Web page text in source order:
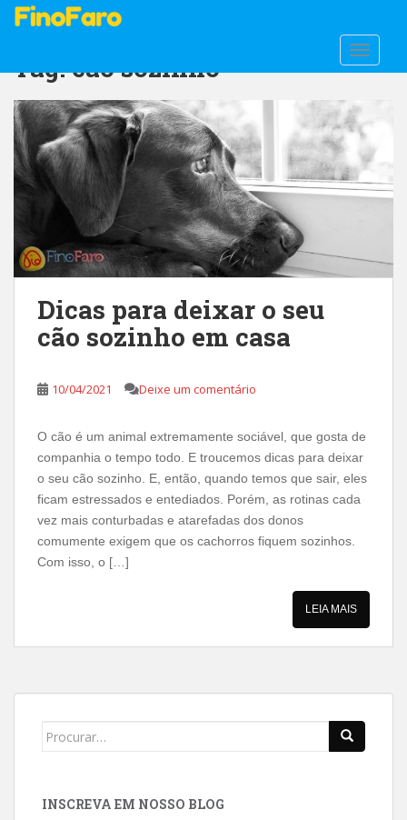
p Tag:cão sozinho
Dicas para deixar o seu
cão sozinho em casa
10/04/2021 Deixe um comentário
O cão é um animal extremamente sociável, que gosta de
companhia o tempo todo. E troucemos dicas para deixar
o seu cão sozinho. E, então, quando temos que sair, eles
ficam estressados e entediados. Porém, as rotinas cada
vez mais conturbadas e atarefadas dos donos
comumente exigem que os cachorros fiquem sozinhos.
Com isso, o […]
LEIA MAIS
INSCREVA EM NOSSO BLOG